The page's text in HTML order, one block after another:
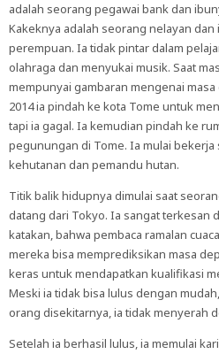
adalah seorang pegawai bank dan
Kakeknya adalah seorang nelayan
perempuan. Ia tidak pintar dalam
olahraga dan menyukai musik. Saat
mempunyai gambaran mengenai
2014 ia pindah ke kota Tome untuk
tapi ia gagal. Ia kemudian pindah ke
pegunungan di Tome. Ia mulai bekerja
kehutanan dan pemandu hutan.
Titik balik hidupnya dimulai saat
datang dari Tokyo. Ia sangat terkesan
katakan, bahwa pembaca ramalan
mereka bisa memprediksikan masa
keras untuk mendapatkan kualifikasi
Meski ia tidak bisa lulus dengan
orang disekitarnya, ia tidak menyerah
Setelah ia berhasil lulus, ia memulai